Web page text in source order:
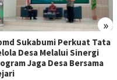
»
Sukabumi Perkuat Tata
Desa Melalui Sinergi
Jaga Desa Bersama